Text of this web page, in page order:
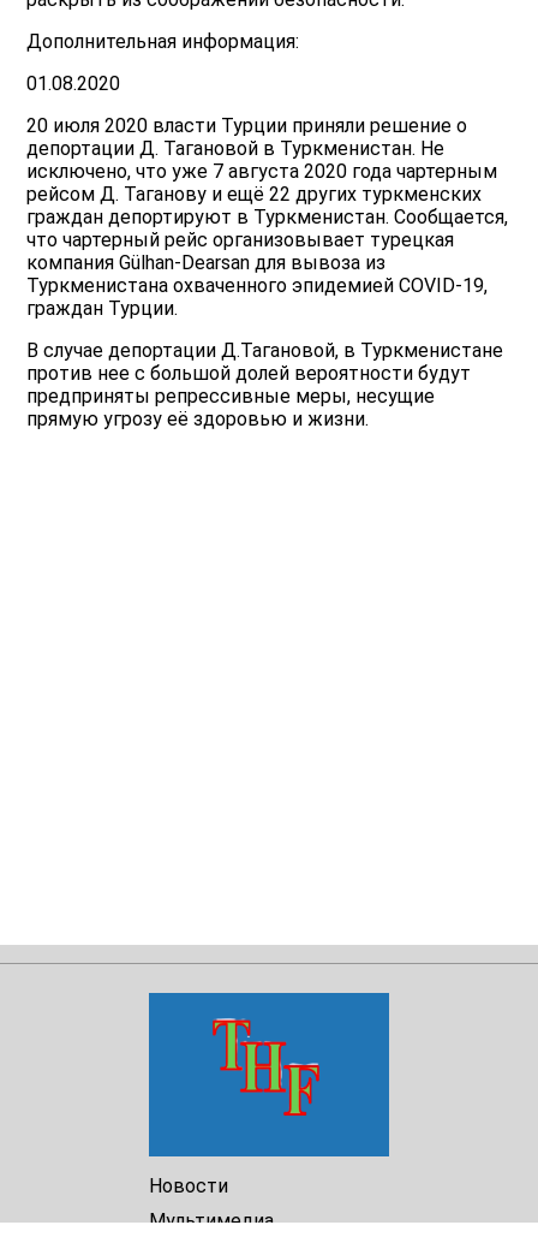
Дополнительная информация:
01.08.2020
20 июля 2020 власти Турции приняли решение о
депортации Д. Тагановой в Туркменистан. Не
исключено, что уже 7 августа 2020 года чартерным
рейсом Д. Таганову и ещё 22 других туркменских
граждан депортируют в Туркменистан. Сообщается,
что чартерный рейс организовывает турецкая
компания Gülhan-Dearsan для вывоза из
Туркменистана охваченного эпидемией COVID-19,
граждан Турции.
В случае депортации Д.Тагановой, в Туркменистане
против нее с большой долей вероятности будут
предприняты репрессивные меры, несущие
прямую угрозу её здоровью и жизни.
Новости
Мультимедиа